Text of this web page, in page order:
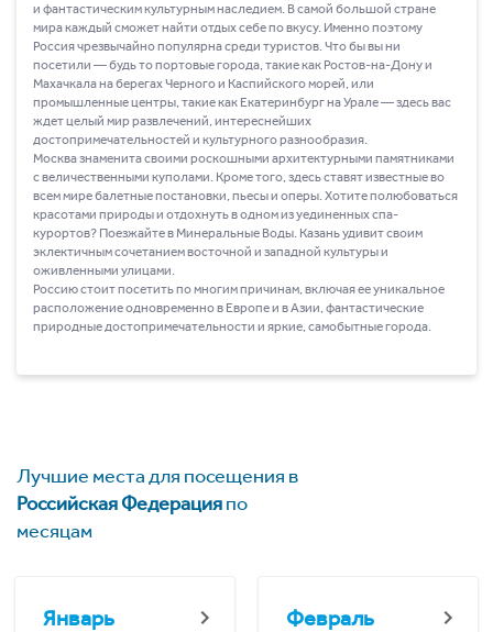
и фантастическим культурным наследием. В самой большой стране
мира каждый сможет найти отдых себе по вкусу. Именно поэтому
Россия чрезвычайно популярна среди туристов. Что бы вы ни
посетили ― будь то портовые города, такие как Ростов-на-Дону и
Махачкала на берегах Черного и Каспийского морей, или
промышленные центры, такие как Екатеринбург на Урале ― здесь вас
ждет целый мир развлечений, интереснейших
достопримечательностей и культурного разнообразия.
Москва знаменита своими роскошными архитектурными памятниками
с величественными куполами. Кроме того, здесь ставят известные во
всем мире балетные постановки, пьесы и оперы. Хотите полюбоваться
красотами природы и отдохнуть в одном из уединенных спа-
курортов? Поезжайте в Минеральные Воды. Казань удивит своим
эклектичным сочетанием восточной и западной культуры и
оживленными улицами.
Россию стоит посетить по многим причинам, включая ее уникальное
расположение одновременно в Европе и в Азии, фантастические
природные достопримечательности и яркие, самобытные города.
Лучшие места для посещения в
Российская Федерацияпо
месяцам
Январь Февраль